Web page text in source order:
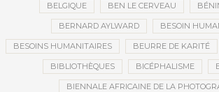
BELGIQUE BEN LE CERVEAU
BERNARD AYLWARD BESOIN
BESOINS HUMANITAIRES BEURRE DE KARITÉ
BIBLIOTHÈQUES BICÉPHALISME
BIENNALE AFRICAINE DE LA